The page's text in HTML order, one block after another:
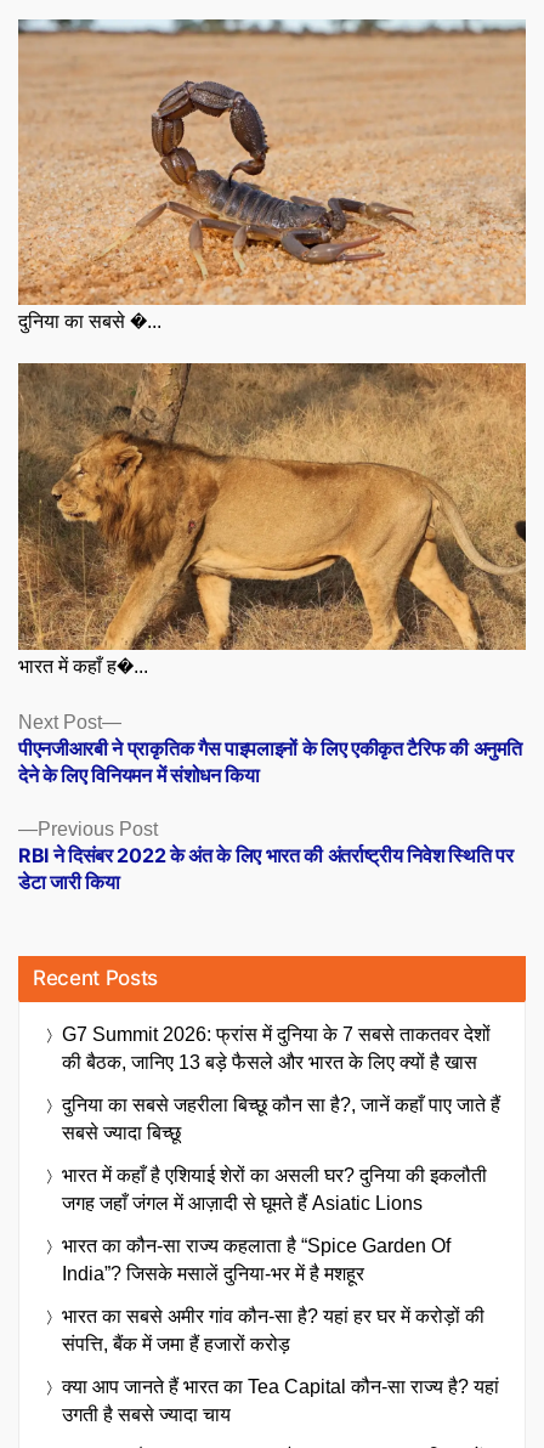
दुनिया का सबसे �...
भारत में कहाँ ह�...
Posts
navigation
Previous PostPrevious
post:
RBI ने दिसंबर 2022 के अंत के लिए भारत की अंतर्राष्ट्रीय निवेश स्थिति पर
डेटा जारी किया
Next Post
Next
post:
पीएनजीआरबी ने प्राकृतिक गैस पाइपलाइनों के लिए एकीकृत टैरिफ की अनुमति
देने के लिए विनियमन में संशोधन किया
Recent Posts
G7 Summit 2026: फ्रांस में दुनिया के 7 सबसे ताकतवर देशों
की बैठक, जानिए 13 बड़े फैसले और भारत के लिए क्यों है खास
दुनिया का सबसे जहरीला बिच्छू कौन सा है?, जानें कहाँ पाए जाते हैं
सबसे ज्यादा बिच्छू
भारत में कहाँ है एशियाई शेरों का असली घर? दुनिया की इकलौती
जगह जहाँ जंगल में आज़ादी से घूमते हैं Asiatic Lions
भारत का कौन-सा राज्य कहलाता है “Spice Garden Of
India”? जिसके मसालें दुनिया-भर में है मशहूर
भारत का सबसे अमीर गांव कौन-सा है? यहां हर घर में करोड़ों की
संपत्ति, बैंक में जमा हैं हजारों करोड़
क्या आप जानते हैं भारत का Tea Capital कौन-सा राज्य है? यहां
उगती है सबसे ज्यादा चाय